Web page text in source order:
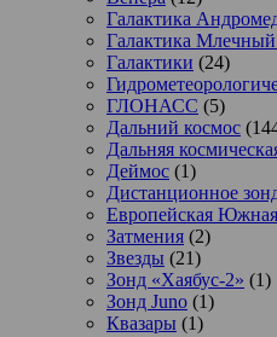
Галактика
Галактика Млечный
Галактики (24)
ГЛОНАСС (5)
Дальний космос
Дальняя
Деймос (1)
Дистанционное
Европейская
Затмения (2)
Звезды (21)
Зонд «Хаябус-2» (1)
Зонд Juno (1)
Квазары (1)